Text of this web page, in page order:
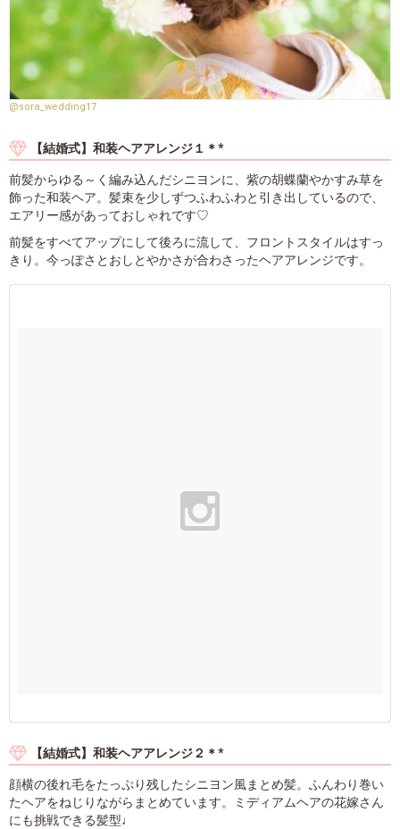
@sora_wedding17
【結婚式】和装ヘアアレンジ１＊*
前髪からゆる～く編み込んだシニヨンに、紫の胡蝶蘭やかすみ草を
飾った和装ヘア。髪束を少しずつふわふわと引き出しているので、
エアリー感があっておしゃれです♡
前髪をすべてアップにして後ろに流して、フロントスタイルはすっ
きり。今っぽさとおしとやかさが合わさったヘアアレンジです。
【結婚式】和装ヘアアレンジ２＊*
顔横の後れ毛をたっぷり残したシニヨン風まとめ髪。ふんわり巻い
たヘアをねじりながらまとめています。ミディアムヘアの花嫁さん
にも挑戦できる髪型♩